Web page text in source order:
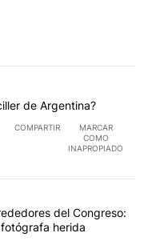
de Argentina?
COMPARTIR
MARCAR
COMO
INAPROPIADO
comentarios en los
violencia sigue en los
del Congreso:
herida